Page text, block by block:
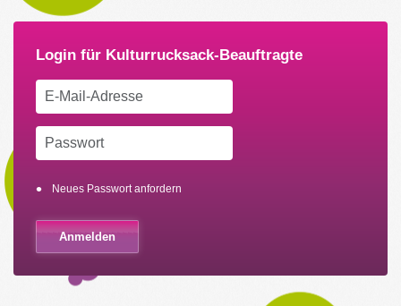
Neues Passwort anfordern